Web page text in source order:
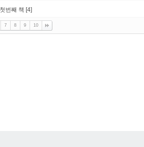
번째 책 [4]
7 8 9 10